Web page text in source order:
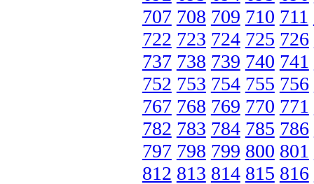
707 708 709 710 711
722 723 724 725 726
737 738 739 740 741
752 753 754 755 756
767 768 769 770 771
782 783 784 785 786
797 798 799 800 801
812 813 814 815 816